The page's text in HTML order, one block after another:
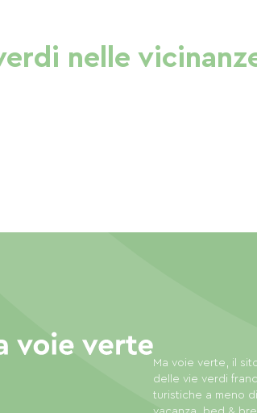
nelle
Ma voie verte, il
delle vie verdi
turistiche a meno